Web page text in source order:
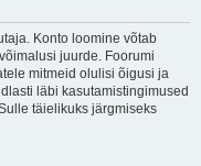
Konto loomine võtab
juurde. Foorumi
mitmeid olulisi õigusi ja
läbi kasutamistingimused
täielikuks järgmiseks